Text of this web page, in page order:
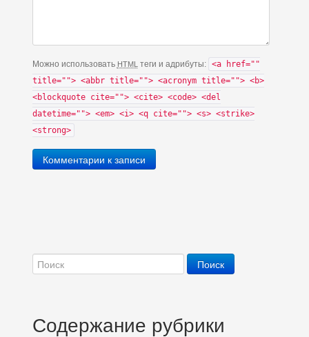
Можно использовать HTML теги и адрибуты: <a href=""
title=""> <abbr title=""> <acronym title=""> <b>
<blockquote cite=""> <cite> <code> <del
datetime=""> <em> <i> <q cite=""> <s> <strike>
<strong>
Комментарии к записи
Содержание рубрики